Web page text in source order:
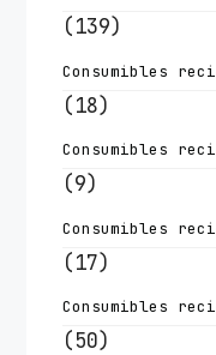
(139)
Consumibles
(18)
Consumibles
(9)
Consumibles
(17)
Consumibles
(50)